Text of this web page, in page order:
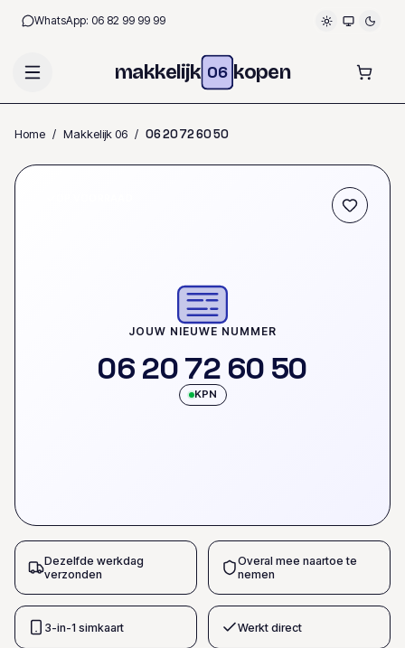
WhatsApp: 06 82 99 99 99
makkelijk 06 kopen
Home / Makkelijk 06 / 0620726050
JOUW NIEUWE NUMMER
06 2072 60 50
KPN
Dezelfde werkdag
verzonden
Overal mee naartoe te
nemen
3-in-1 simkaart Werkt direct